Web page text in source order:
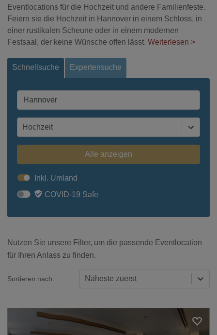
Eventlocations für die Hochzeit und andere Familienfeste.
Feiern sie die Hochzeit in Hannover in einem Schloss, in
einer rustikalen Scheune oder in einem modernen
Festsaal, der keine Wünsche offen lässt. Weiterlesen >
Schnellsuche Expertensuche
Hochzeit
Alle anzeigen
Inkl. Umland
COVID-19 Safe
Nutzen Sie unsere Filter, um die passende Eventlocation
für Ihren Anlass zu finden.
Sortieren nach: Näheste zuerst